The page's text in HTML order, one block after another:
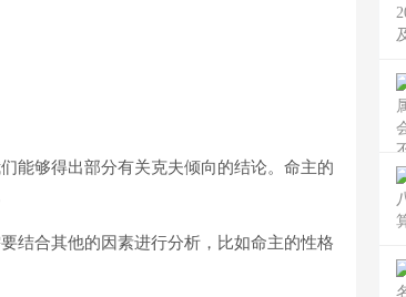
能够得出部分有关克夫倾向的结论。命主的
结合其他的因素进行分析，比如命主的性格